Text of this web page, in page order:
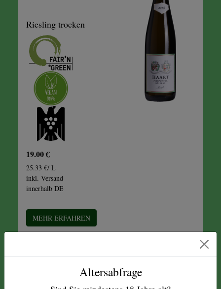
Altersabfrage
Riesling trocken
19.00 €
25.33 €/ L
inkl. Versand
innerhalb DE
MEHR ERFAHREN